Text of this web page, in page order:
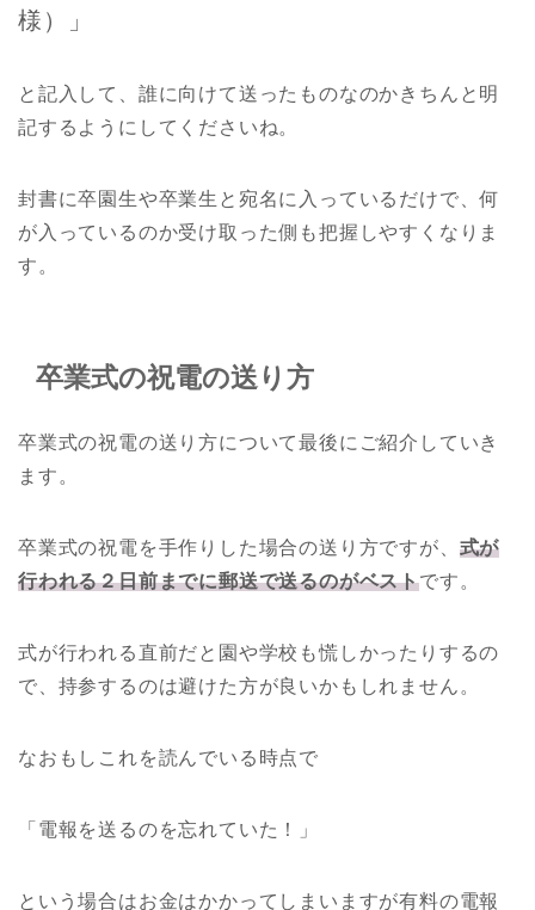
様）」
と記入して、誰に向けて送ったものなのかきちんと明
記するようにしてくださいね。
封書に卒園生や卒業生と宛名に入っているだけで、何
が入っているのか受け取った側も把握しやすくなりま
す。
卒業式の祝電の送り方
卒業式の祝電の送り方について最後にご紹介していき
ます。
卒業式の祝電を手作りした場合の送り方ですが、 式が
行われる２日前までに郵送で送るのがベストです。
式が行われる直前だと園や学校も慌しかったりするの
で、持参するのは避けた方が良いかもしれません。
なおもしこれを読んでいる時点で
「電報を送るのを忘れていた！」
という場合はお金はかかってしまいますが有料の電報